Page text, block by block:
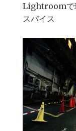
Lightroomで
スパイス